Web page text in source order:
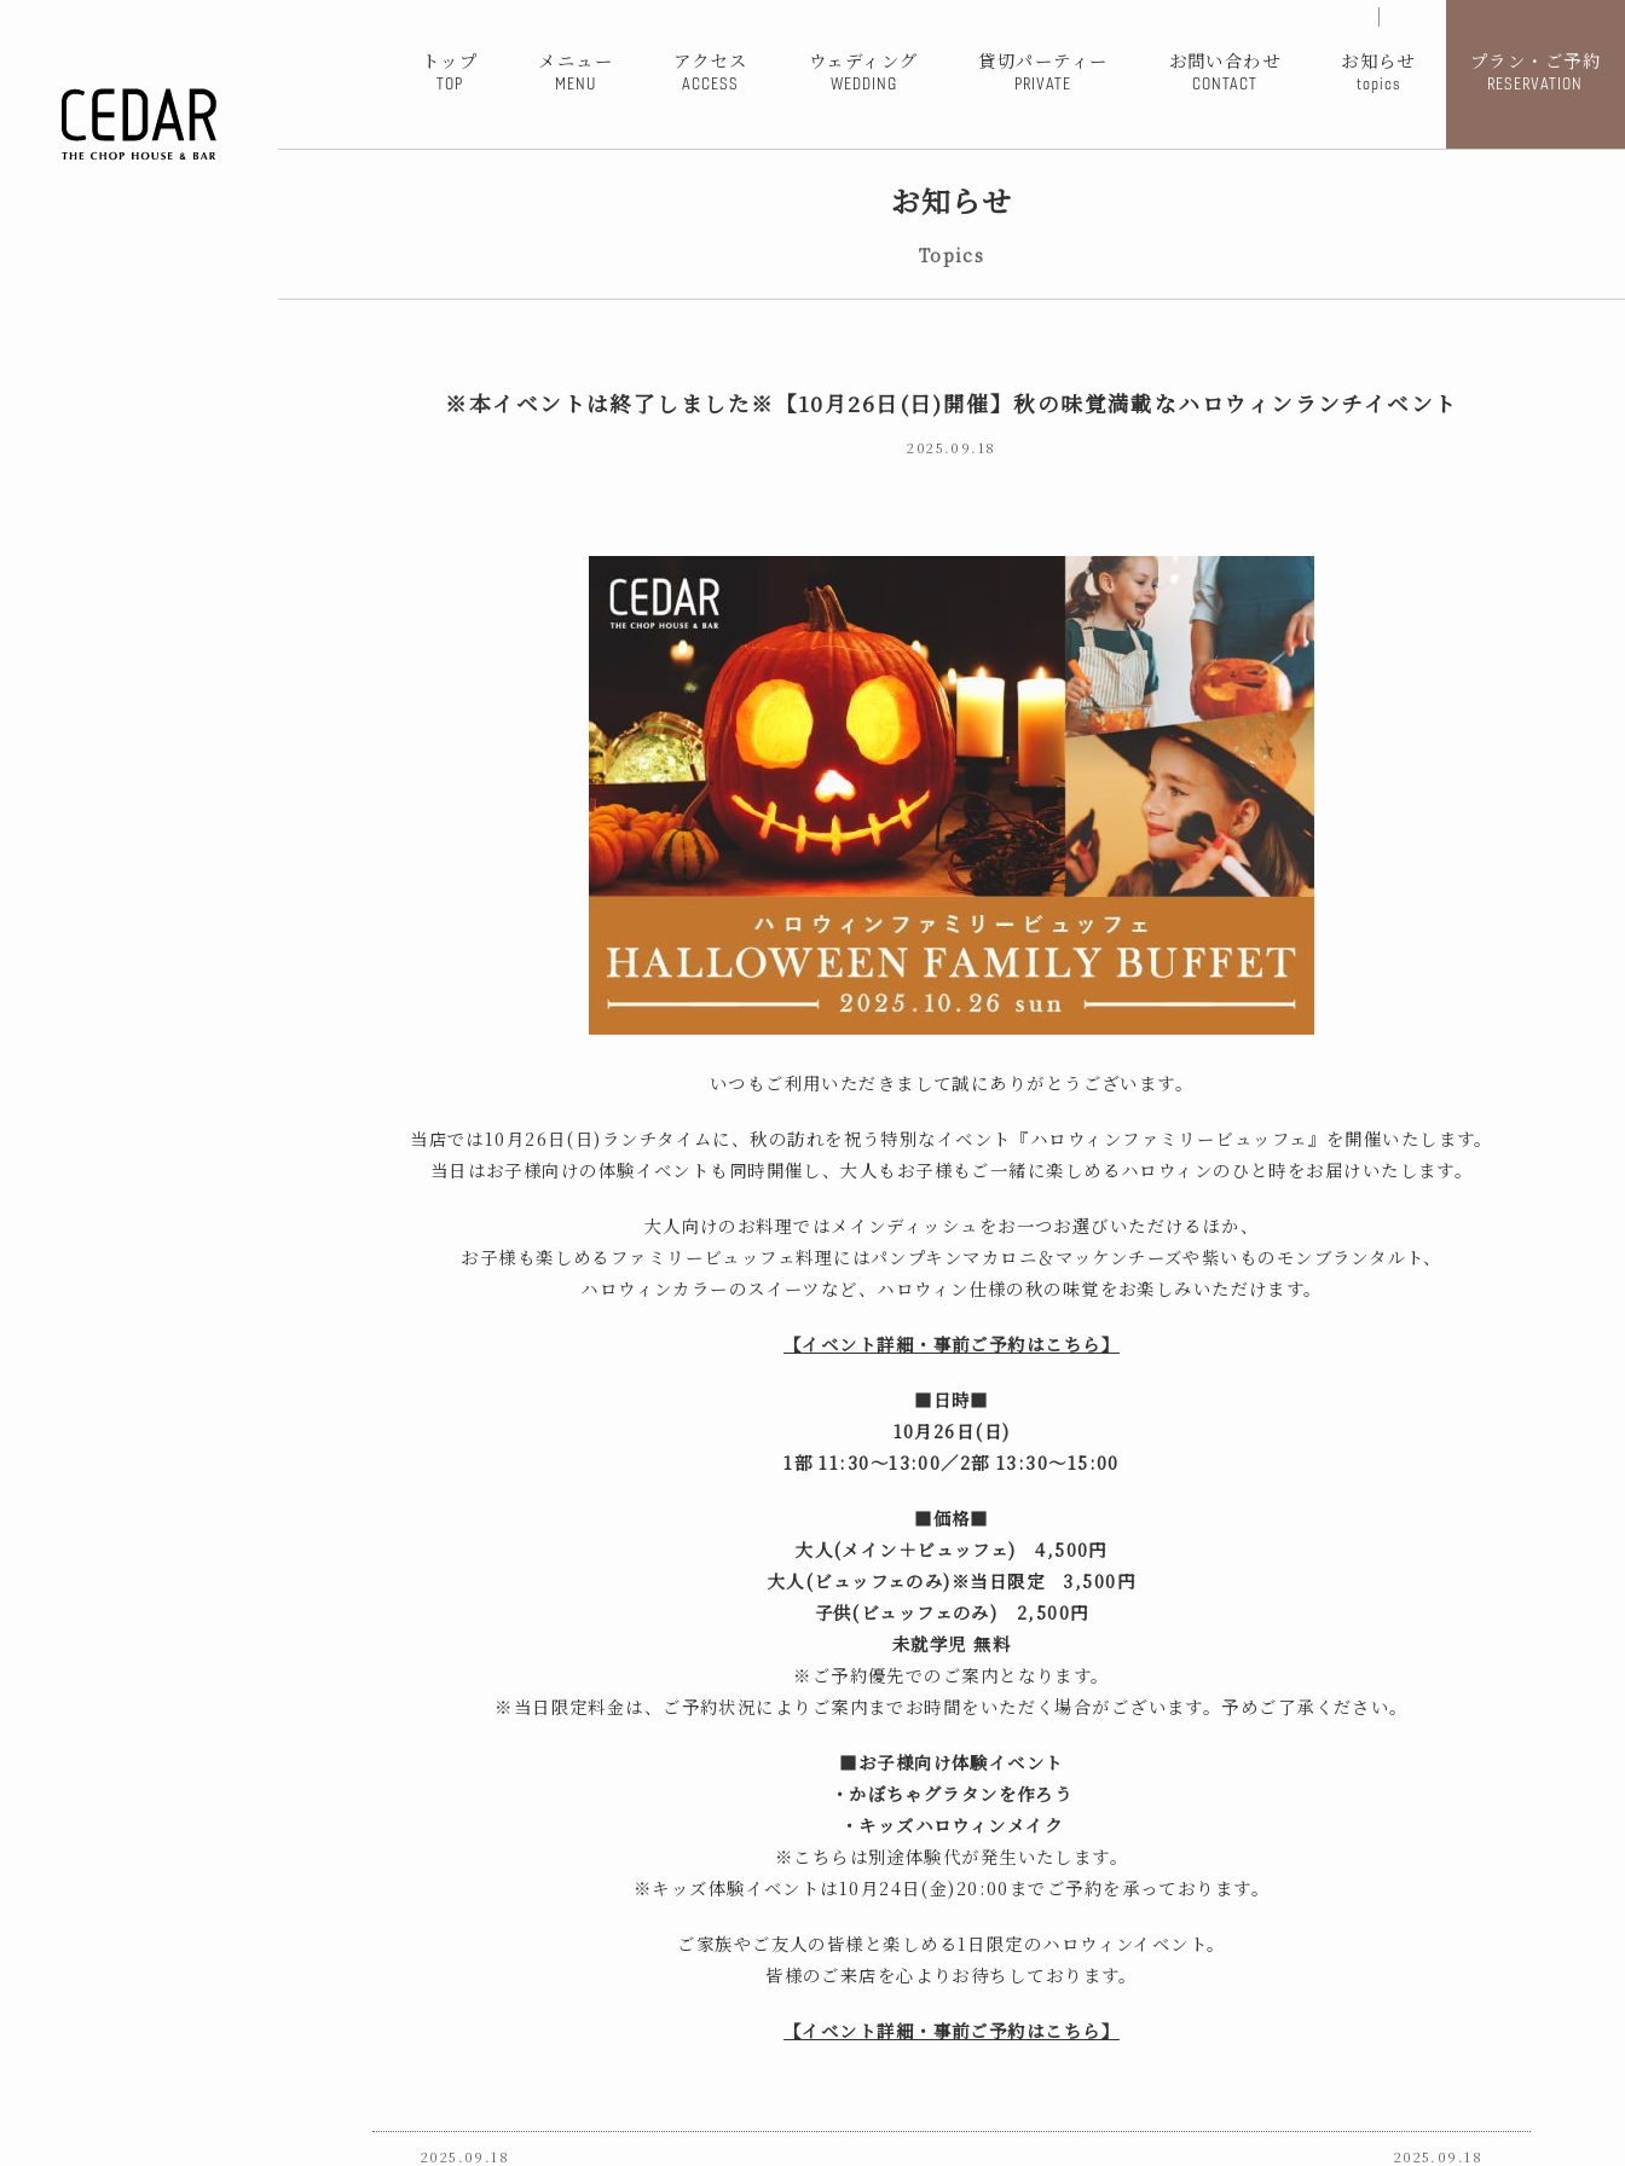
トップ
TOP
メニュー
MENU
アクセス
ACCESS
ウェディング
WEDDING
貸切パーティー
PRIVATE
お問い合わせ
CONTACT
お知らせ
topics
プラン・ご予約
RESERVATION
お知らせ
Topics
※本イベントは終了しました※【10月26日(日)開催】秋の味覚満載なハロウィンランチイベント
2025.09.18
いつもご利用いただきまして誠にありがとうございます。
当店では10月26日(日)ランチタイムに、秋の訪れを祝う特別なイベント『ハロウィンファミリービュッフェ』を開催いたします。
当日はお子様向けの体験イベントも同時開催し、大人もお子様もご一緒に楽しめるハロウィンのひと時をお届けいたします。
大人向けのお料理ではメインディッシュをお一つお選びいただけるほか、
お子様も楽しめるファミリービュッフェ料理にはパンプキンマカロニ＆マッケンチーズや紫いものモンブランタルト、
ハロウィンカラーのスイーツなど、ハロウィン仕様の秋の味覚をお楽しみいただけます。
【イベント詳細・事前ご予約はこちら】
■日時■
10月26日(日)
1部 11:30～13:00／2部 13:30～15:00
■価格■
大人(メイン＋ビュッフェ) 4,500円
大人(ビュッフェのみ)※当日限定 3,500円
子供(ビュッフェのみ) 2,500円
未就学児 無料
※ご予約優先でのご案内となります。
※当日限定料金は、ご予約状況によりご案内までお時間をいただく場合がございます。予めご了承ください。
■お子様向け体験イベント
・かぼちゃグラタンを作ろう
・キッズハロウィンメイク
※こちらは別途体験代が発生いたします。
※キッズ体験イベントは10月24日(金)20:00までご予約を承っております。
ご家族やご友人の皆様と楽しめる1日限定のハロウィンイベント。
皆様のご来店を心よりお待ちしております。
【イベント詳細・事前ご予約はこちら】
2025.09.18 2025.09.18